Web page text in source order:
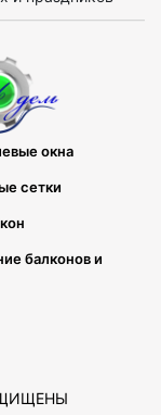
окна
сетки
балконов и